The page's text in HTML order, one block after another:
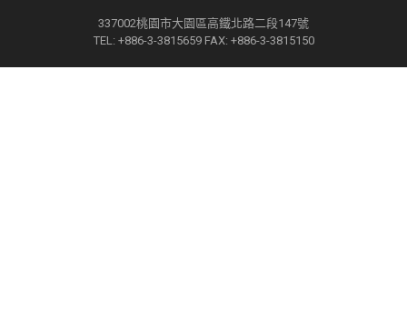
337002桃園市大園區高鐵北路二段147號
TEL: +886-3-3815659 FAX: +886-3-3815150